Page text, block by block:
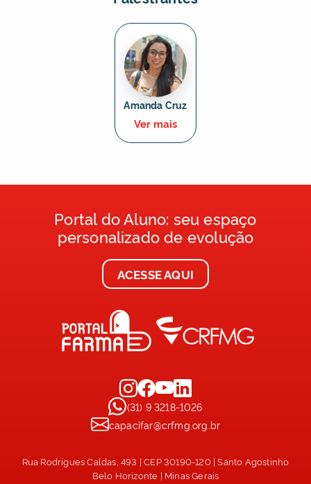
Amanda Cruz
Ver mais
Portal do Aluno: seu espaço
personalizado de evolução
ACESSE AQUI
(31) 9 3218-1026
capacifar@crfmg.org.br
Rua Rodrigues Caldas, 493 | CEP 30190-120 | Santo Agostinho
Belo Horizonte | Minas Gerais